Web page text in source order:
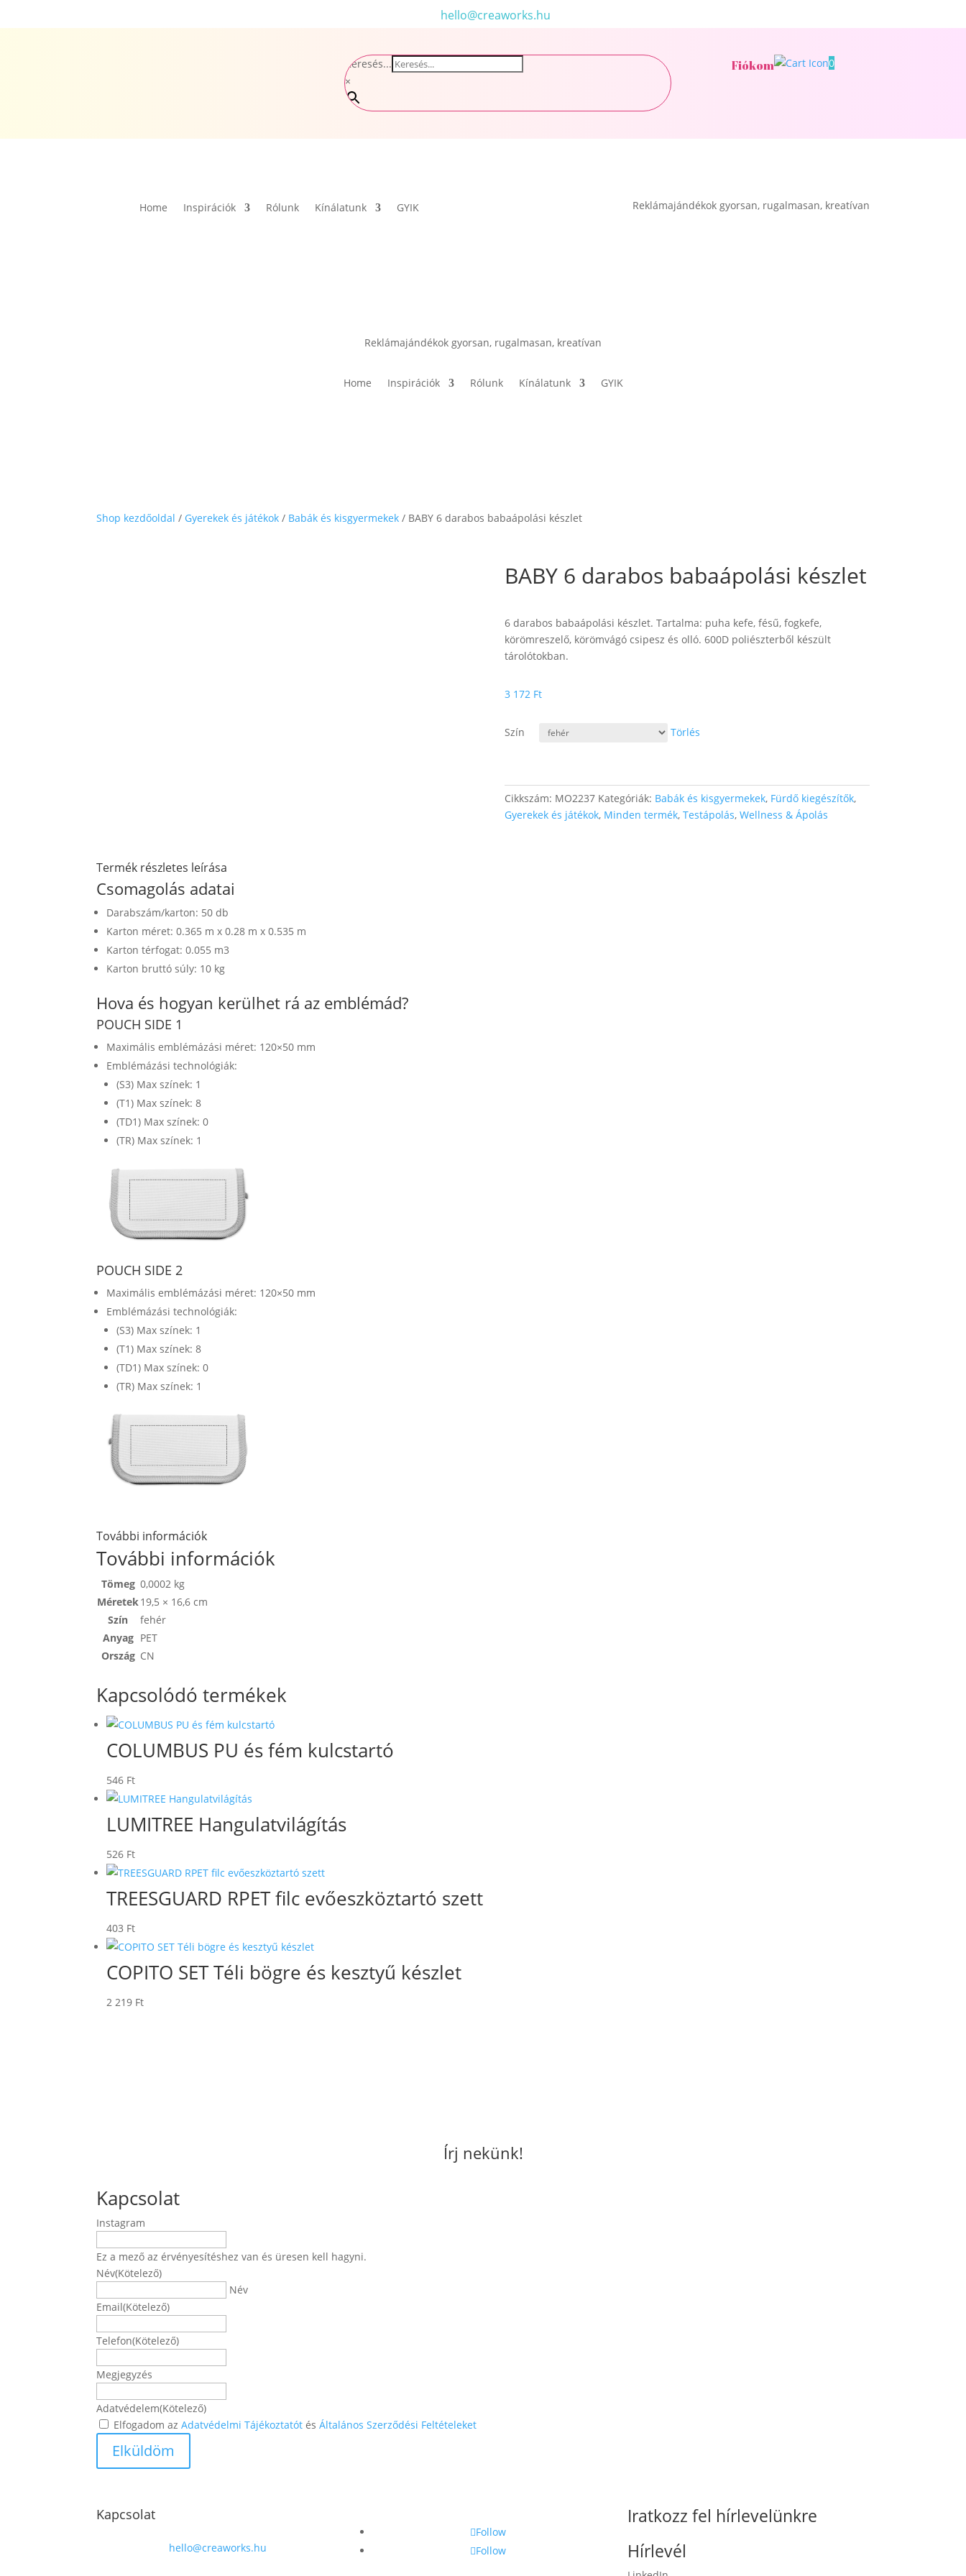
hello@creaworks.hu
Keresés...
×
Fiókom 0
Home Inspirációk Rólunk Kínálatunk GYIK Reklámajándékok gyorsan, rugalmasan, kreatívan
Reklámajándékok gyorsan, rugalmasan, kreatívan
Home Inspirációk Rólunk Kínálatunk GYIK
Shop kezdőoldal / Gyerekek és játékok / Babák és kisgyermekek / BABY 6 darabos babaápolási készlet
BABY 6 darabos babaápolási készlet
6 darabos babaápolási készlet. Tartalma: puha kefe, fésű, fogkefe,
körömreszelő, körömvágó csipesz és olló. 600D poliészterből készült
tárolótokban.
3 172 Ft
Szín Törlés
Cikkszám: MO2237 Kategóriák: Babák és kisgyermekek, Fürdő kiegészítők,
Gyerekek és játékok, Minden termék, Testápolás, Wellness & Ápolás
Termék részletes leírása
Csomagolás adatai
Darabszám/karton: 50 db
Karton méret: 0.365 m x 0.28 m x 0.535 m
Karton térfogat: 0.055 m3
Karton bruttó súly: 10 kg
Hova és hogyan kerülhet rá az emblémád?
POUCH SIDE 1
Maximális emblémázási méret: 120×50 mm
Emblémázási technológiák:
(S3) Max színek: 1
(T1) Max színek: 8
(TD1) Max színek: 0
(TR) Max színek: 1
POUCH SIDE 2
Maximális emblémázási méret: 120×50 mm
Emblémázási technológiák:
(S3) Max színek: 1
(T1) Max színek: 8
(TD1) Max színek: 0
(TR) Max színek: 1
További információk
További információk
Tömeg 0,0002 kg
Méretek19,5 × 16,6 cm
Szín
fehér
Anyag PET
Ország CN
Kapcsolódó termékek
COLUMBUS PU és fém kulcstartó
546 Ft
LUMITREE Hangulatvilágítás
526 Ft
TREESGUARD RPET filc evőeszköztartó szett
403 Ft
COPITO SET Téli bögre és kesztyű készlet
2 219 Ft
Írj nekünk!
Kapcsolat
Instagram
Ez a mező az érvényesítéshez van és üresen kell hagyni.
Név(Kötelező)
Név
Email(Kötelező)
Telefon(Kötelező)
Megjegyzés
Adatvédelem(Kötelező)
Elfogadom azAdatvédelmi Tájékoztatót ésÁltalános Szerződési Feltételeket
Kapcsolat
hello@creaworks.hu
Follow
Follow
Iratkozz fel hírlevelünkre
Hírlevél